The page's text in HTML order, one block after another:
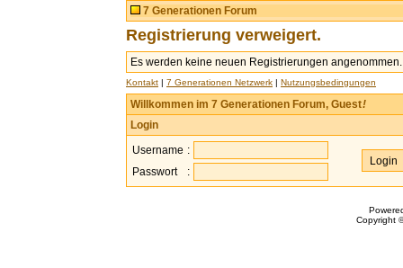
7 Generationen Forum
Registrierung verweigert.
Es werden keine neuen Registrierungen angenommen.
Kontakt | 7 Generationen Netzwerk | Nutzungsbedingungen
Willkommen im 7 Generationen Forum, Guest!
Login
Username :
Passwort
:
Copyright